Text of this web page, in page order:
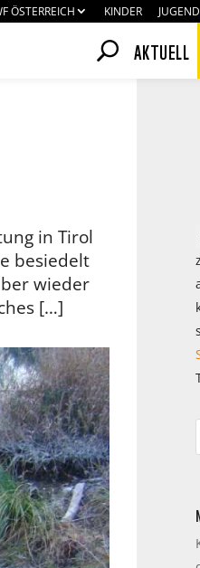
ÖSTERREICH KINDER JUGEND
AKTUELL
in Tirol
besiedelt
wieder
[…]